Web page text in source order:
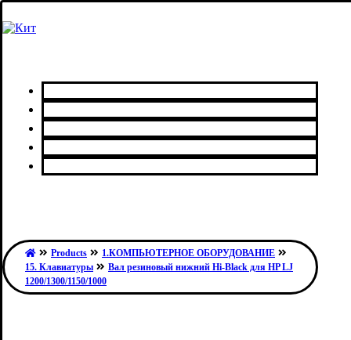
Products
1.КОМПЬЮТЕРНОЕ ОБОРУДОВАНИЕ
15. Клавиатуры
Вал резиновый нижний Hi-Black для HP LJ
1200/1300/1150/1000